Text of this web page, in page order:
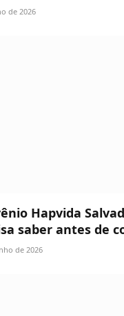
de 2026
Hapvida
saber antes de
de 2026